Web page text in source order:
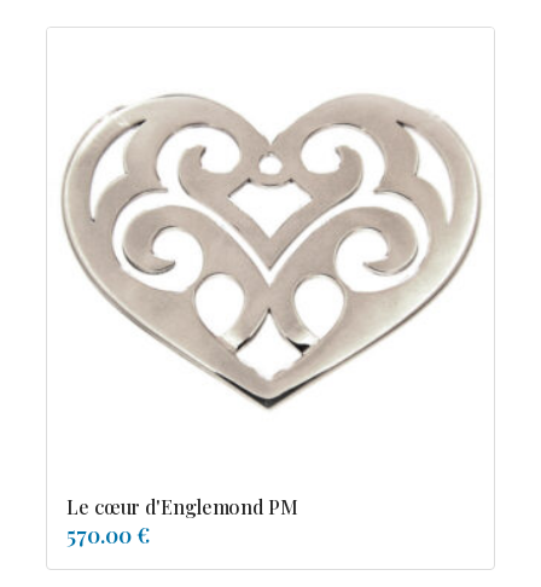
Le cœur d'Englemond PM
570.00 €